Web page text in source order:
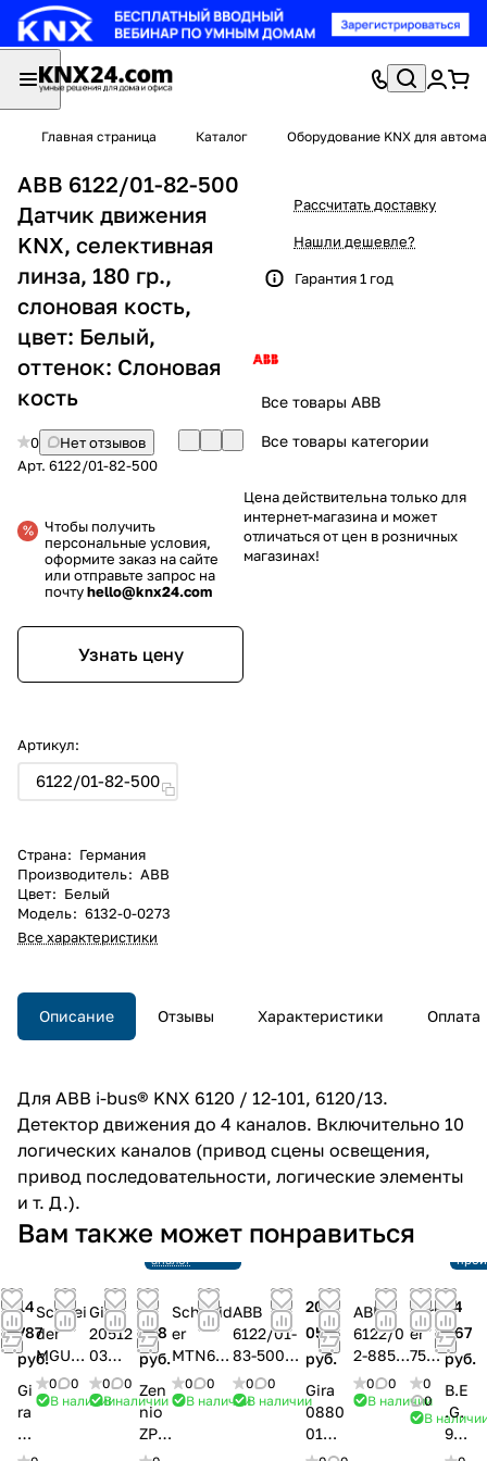
Главная страница Каталог Оборудование KNX для
ABB 6122/01-82-500
Датчик движения
KNX, селективная
линза, 180 гр.,
слоновая кость,
цвет: Белый,
оттенок: Слоновая
кость
0
Нет отзывов
Арт. 6122/01-82-500
Чтобы получить
персональные условия,
оформите заказ на сайте
или отправьте запрос на
почтуhello@knx24.com
Узнать цену
Артикул:
6122/01-82-500
Страна: Германия
Производитель: ABB
Цвет: Белый
Модель: 6132-0-0273
Все характеристики
Рассчитать доставку
Нашли дешевле?
Гарантия 1 год
Все товары ABB
Все товары категории
Цена действительна только для
интернет-магазина и может
отличаться от цен в розничных
магазинах!
Описание Отзывы Характеристики Оплата
Для ABB i-bus® KNX 6120 / 12-101, 6120/13.
Детектор движения до 4 каналов. Включительно 10
логических каналов (привод сцены освещения,
привод последовательности, логические элементы
и т. Д.).
Вам также может понравиться
14
787
руб.
Gi
ra
0
8
Schnei
der
MGU5.
533.25
Датчи
0
0
В наличии
Gira
20512
03
Датчи
к
0
0
В наличии
производства
Ссылка на
32
548
руб.
Zen
nio
ZPD
EZT
Schneid
er
MTN63
02-6033
D-Life
0
0
В наличии
ABB
6122/01-
83-500
Датчик
движени
0
0
В наличии
20
059
руб.
Gira
0880
01
Датчи
ABB
6122/0
2-885-
500
Датчик
0
0
В наличии
Berk
er
752
410
04
Инф
0
0
В
54
967
руб.
B.E
.G.
93
38